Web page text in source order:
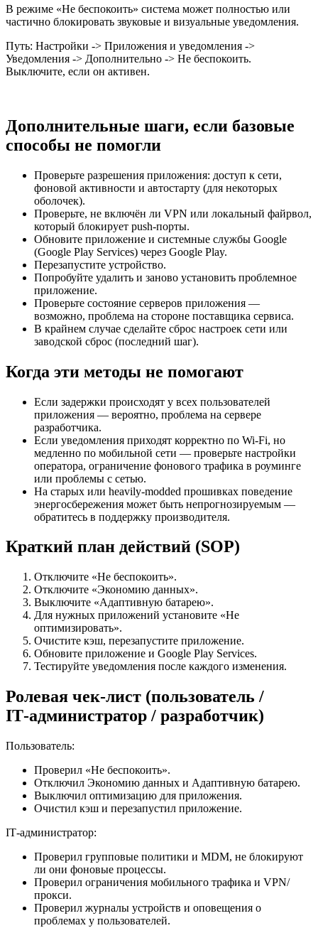
В режиме «Не беспокоить» система может полностью или
частично блокировать звуковые и визуальные уведомления.
Путь: Настройки -> Приложения и уведомления ->
Уведомления -> Дополнительно -> Не беспокоить.
Выключите, если он активен.
Дополнительные шаги, если базовые
способы не помогли
Проверьте разрешения приложения: доступ к сети,
фоновой активности и автостарту (для некоторых
оболочек).
Проверьте, не включён ли VPN или локальный файрвол,
который блокирует push-порты.
Обновите приложение и системные службы Google
(Google Play Services) через Google Play.
Перезапустите устройство.
Попробуйте удалить и заново установить проблемное
приложение.
Проверьте состояние серверов приложения —
возможно, проблема на стороне поставщика сервиса.
В крайнем случае сделайте сброс настроек сети или
заводской сброс (последний шаг).
Когда эти методы не помогают
Если задержки происходят у всех пользователей
приложения — вероятно, проблема на сервере
разработчика.
Если уведомления приходят корректно по Wi‑Fi, но
медленно по мобильной сети — проверьте настройки
оператора, ограничение фонового трафика в роуминге
или проблемы с сетью.
На старых или heavily-modded прошивках поведение
энергосбережения может быть непрогнозируемым —
обратитесь в поддержку производителя.
Краткий план действий (SOP)
Отключите «Не беспокоить».
Отключите «Экономию данных».
Выключите «Адаптивную батарею».
Для нужных приложений установите «Не
оптимизировать».
Очистите кэш, перезапустите приложение.
Обновите приложение и Google Play Services.
Тестируйте уведомления после каждого изменения.
Ролевая чек-лист (пользователь /
IT‑администратор / разработчик)
Пользователь:
Проверил «Не беспокоить».
Отключил Экономию данных и Адаптивную батарею.
Выключил оптимизацию для приложения.
Очистил кэш и перезапустил приложение.
IT‑администратор:
Проверил групповые политики и MDM, не блокируют
ли они фоновые процессы.
Проверил ограничения мобильного трафика и VPN/
прокси.
Проверил журналы устройств и оповещения о
проблемах у пользователей.